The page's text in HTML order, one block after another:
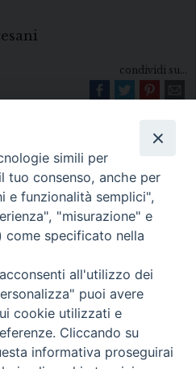
condividi su...
Venosa
MELFI (PZ) •
Tel. 0972238604
PEC ufficiale della Diocesi:
simili per
tuo consenso, anche per
e funzionalità semplici",
"misurazione" e
specificato nella
all'utilizzo dei
puoi avere
cookie utilizzati e
Cliccando su
informativa proseguirai